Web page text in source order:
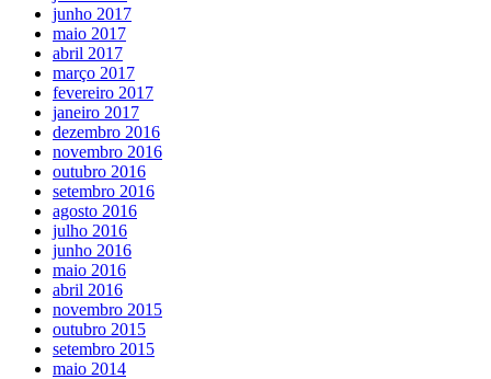
junho 2017
maio 2017
abril 2017
março 2017
fevereiro 2017
janeiro 2017
dezembro 2016
novembro 2016
outubro 2016
setembro 2016
agosto 2016
julho 2016
junho 2016
maio 2016
abril 2016
novembro 2015
outubro 2015
setembro 2015
maio 2014